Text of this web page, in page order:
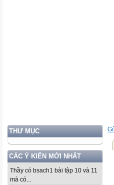
THƯ MỤC
CÁC Ý KIẾN MỚI NHẤT
Thầy có bsach1 bài tập 10 và 11
mà có...